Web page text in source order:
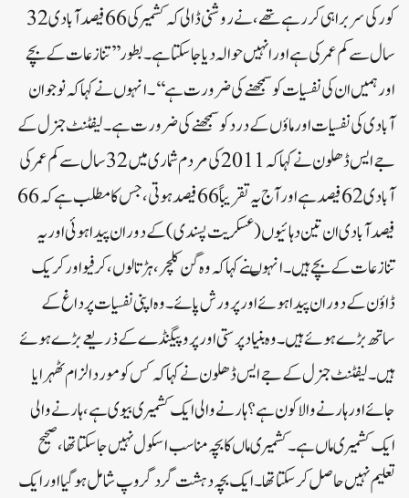
کور کی سربراہی کر رہے تھے ، نے روشنی ڈالی کہ کشمیر کی66 فیصد آبادی 32
سال سے کم عمر کی ہے اور انہیں حوالہ دیا جا سکتا ہے۔ بطور ’’تنازعات کے بچے
اور ہمیں ان کی نفسیات کو سمجھنے کی ضرورت ہے‘‘۔انہوں نے کہا کہ نوجوان
آبادی کی نفسیات اور ماؤں کے درد کو سمجھنے کی ضرورت ہے۔لیفٹنٹ جنرل کے
جے ایس ڈھلون نے کہا کہ2011 کی مردم شماری میں 32 سال سے کم عمر کی
آبادی 62 فیصد ہے اور آج یہ تقریباً66 فیصد ہوتی ، جس کا مطلب ہے کہ 66
فیصد آبادی ان تین دہائیوں (عسکریت پسندی) کے دوران پیدا ہوئی اور یہ
تنازعات کے بچے ہیں۔انہوںنے کہاکہ وہ گن کلچر ، ہڑتالوں ، کرفیو اور کریک
ڈاؤن کے دوران پیدا ہوئے اور پرورش پائے۔ وہ اپنی نفسیات پر داغ کے
ساتھ بڑے ہوئے ہیں۔ وہ بنیاد پرستی اور پروپیگنڈے کے ذریعے بڑے ہوئے
ہیں۔لیفٹنٹ جنرل کے جے ایس ڈھلون نے کہا کہ کس کو مورد الزام ٹھہرایا
جائے اور ہارنے والا کون ہے؟ ہارنے والی ایک کشمیری بیوی ہے ، ہارنے والی
ایک کشمیری ماں ہے ۔ کشمیری ماں کا بچہ مناسب اسکول نہیں جا سکتا تھا ، صحیح
تعلیم نہیں حاصل کر سکتا تھا ۔ ایک بچہ دہشت گرد گروپ شامل ہو گیا اور ایک